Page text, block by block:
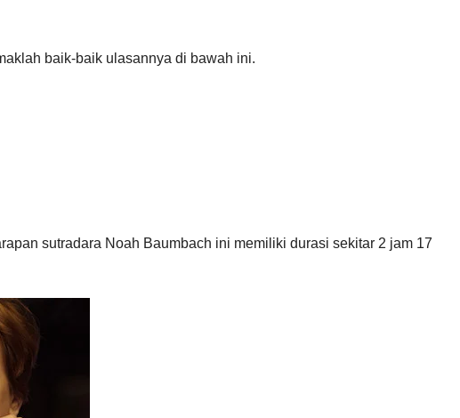
baik-baik ulasannya di bawah ini.
sutradara Noah Baumbach ini memiliki durasi sekitar 2 jam 17